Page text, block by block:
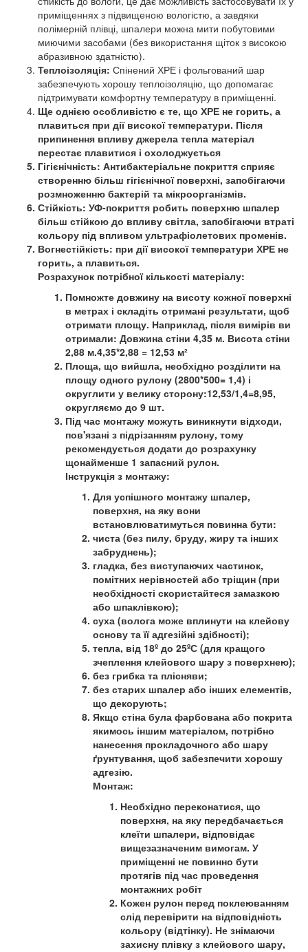
приміщеннях з підвищеною вологістю, а завдяки
полімерній плівці, шпалери можна мити побутовими
миючими засобами (без використання щіток з високою
абразивною здатністю).
Теплоізоляція: Спінений ХРЕ і фольгований шар
забезпечують хорошу теплоізоляцію, що допомагає
підтримувати комфортну температуру в приміщенні.
Ще однією особливістю є те, що ХРЕ не горить, а
плавиться при дії високої температури. Після
припинення впливу джерела тепла матеріал
перестає плавитися і охолоджується
Гігієнічність: Антибактеріальне покриття сприяє
створенню більш гігієнічної поверхні, запобігаючи
розмноженню бактерій та мікроорганізмів.
Стійкість: УФ-покриття робить поверхню шпалер
більш стійкою до впливу світла, запобігаючи втраті
кольору під впливом ультрафіолетових променів.
Вогнестійкість: при дії високої температури ХРЕ не
горить, а плавиться.
Розрахунок потрібної кількості матеріалу:
Помножте довжину на висоту кожної поверхні
в метрах і складіть отримані результати, щоб
отримати площу. Наприклад, після вимірів ви
отримали: Довжина стіни 4,35 м. Висота стіни
2,88 м.4,35*2,88 = 12,53 м²
Площа, що вийшла, необхідно розділити на
площу одного рулону (2800*500= 1,4) і
округлити у велику сторону:12,53/1,4=8,95,
округляємо до 9 шт.
Під час монтажу можуть виникнути відходи,
пов'язані з підрізанням рулону, тому
рекомендується додати до розрахунку
щонайменше 1 запасний рулон.
Інструкція з монтажу:
Для успішного монтажу шпалер,
поверхня, на яку вони
встановлюватимуться повинна бути:
чиста (без пилу, бруду, жиру та інших
забруднень);
гладка, без виступаючих частинок,
помітних нерівностей або тріщин (при
необхідності скористайтеся замазкою
або шпаклівкою);
суха (волога може вплинути на клейову
основу та її адгезійні здібності);
тепла, від 18º до 25ºС (для кращого
зчеплення клейового шару з поверхнею);
без грибка та плісняви;
без старих шпалер або інших елементів,
що декорують;
Якщо стіна була фарбована або покрита
якимось іншим матеріалом, потрібно
нанесення прокладочного або шару
ґрунтування, щоб забезпечити хорошу
адгезію.
Монтаж:
Необхідно переконатися, що
поверхня, на яку передбачається
клеїти шпалери, відповідає
вищезазначеним вимогам. У
приміщенні не повинно бути
протягів під час проведення
монтажних робіт
Кожен рулон перед поклеюванням
слід перевірити на відповідність
кольору (відтінку). Не знімаючи
захисну плівку з клейового шару,